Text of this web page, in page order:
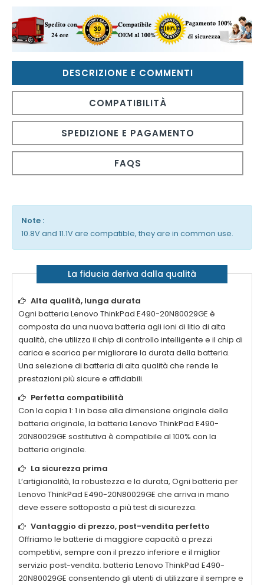
DESCRIZIONE E COMMENTI
COMPATIBILITÀ
SPEDIZIONE E PAGAMENTO
FAQS
Note :
10.8V and 11.1V are compatible, they are in common use.
La fiducia deriva dalla qualità
Alta qualità, lunga durata
Ogni batteria Lenovo ThinkPad E490-20N80029GE è
composta da una nuova batteria agli ioni di litio di alta
qualità, che utilizza il chip di controllo intelligente e il chip di
carica e scarica per migliorare la durata della batteria.
Una selezione di batteria di alta qualità che rende le
prestazioni più sicure e affidabili.
Perfetta compatibilità
Con la copia 1: 1 in base alla dimensione originale della
batteria originale, la batteria Lenovo ThinkPad E490-
20N80029GE sostitutiva è compatibile al 100% con la
batteria originale.
La sicurezza prima
L’artigianalità, la robustezza e la durata, Ogni batteria per
Lenovo ThinkPad E490-20N80029GE che arriva in mano
deve essere sottoposta a più test di sicurezza.
Vantaggio di prezzo, post-vendita perfetto
Offriamo le batterie di maggiore capacità a prezzi
competitivi, sempre con il prezzo inferiore e il miglior
servizio post-vendita. batteria Lenovo ThinkPad E490-
20N80029GE consentendo gli utenti di utilizzare il sempre e